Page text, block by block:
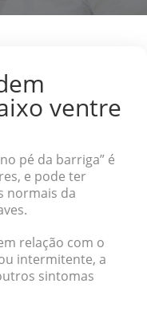
ventre
pé da barriga” é
e pode ter
normais da
relação com o
intermitente, a
sintomas